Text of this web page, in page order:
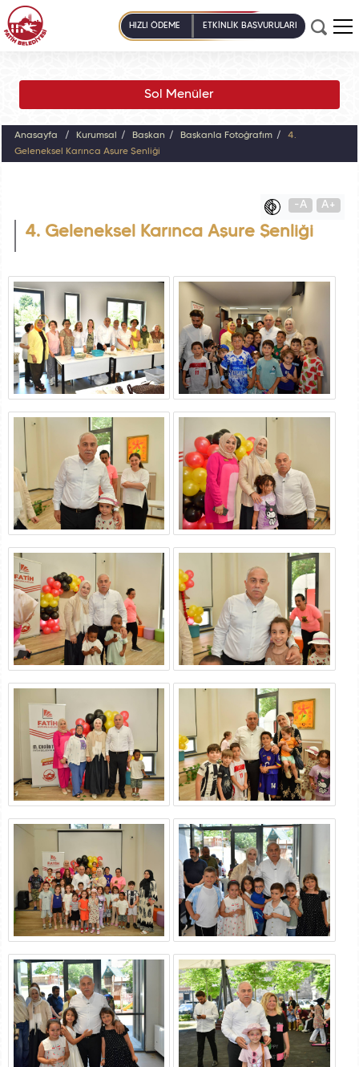
HIZLI ÖDEME ETKİNLİK BAŞVURULARI
Sol Menüler
Anasayfa Kurumsal Başkan Başkanla Fotoğrafım
4.
Geleneksel Karınca Aşure Şenliği
-A A+
4. Geleneksel Karınca Aşure Şenliği